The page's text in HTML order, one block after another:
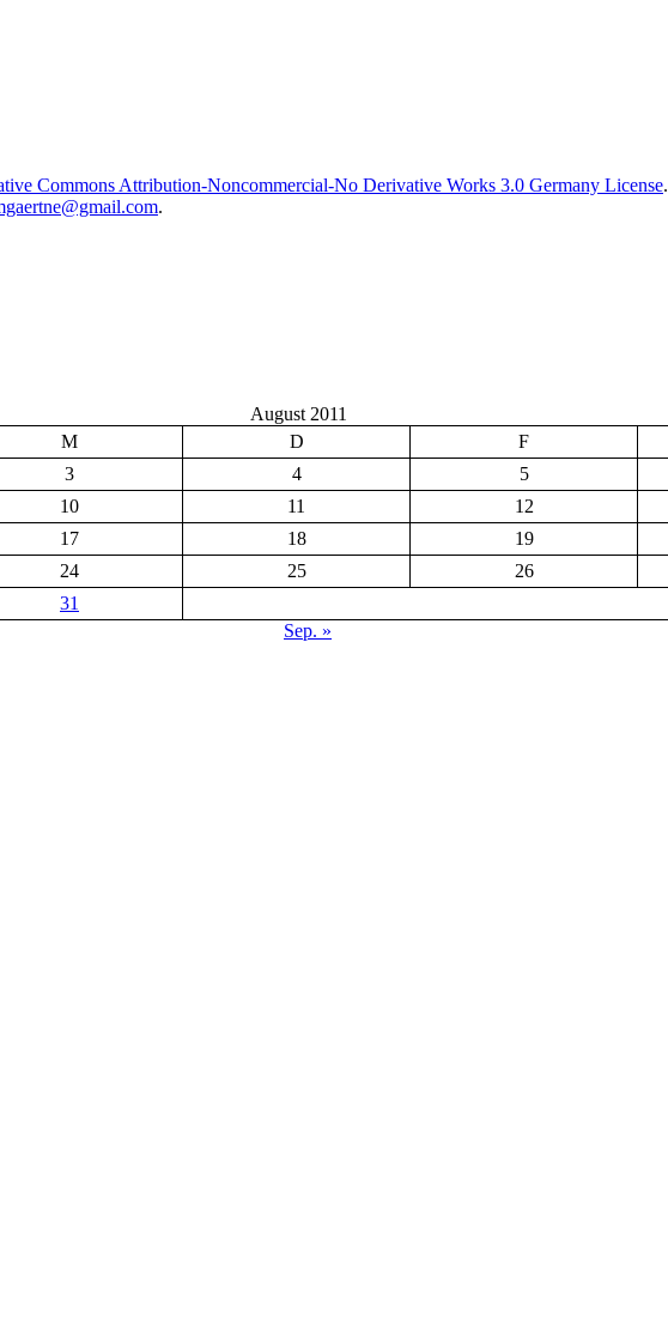
Commons Attribution-Noncommercial-No Derivative Works 3.0 Germany License.
.
August 2011
M D F
3 4 5
10 11 12
17 18 19
24 25 26
31
Sep. »